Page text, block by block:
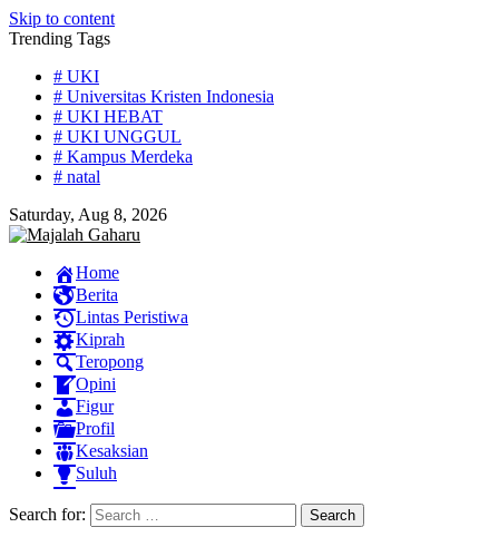
Skip to content
Trending Tags
# UKI
# Universitas Kristen Indonesia
# UKI HEBAT
# UKI UNGGUL
# Kampus Merdeka
# natal
Saturday, Aug 8, 2026
Home
Berita
Lintas Peristiwa
Kiprah
Teropong
Opini
Figur
Profil
Kesaksian
Suluh
Search for: